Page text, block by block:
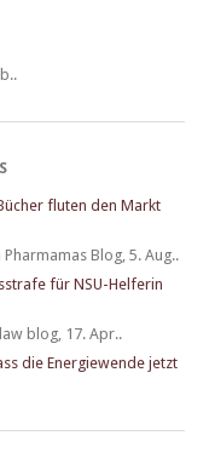
fluten den Markt
Pharmamas Blog 5. Aug..
für NSU-Helferin
law blog 17. Apr..
die Energiewende jetzt